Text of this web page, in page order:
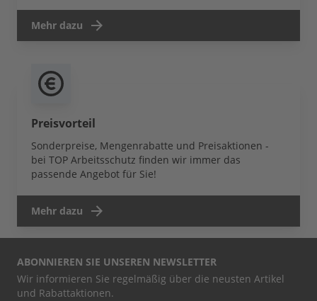
Mehr dazu
Preisvorteil
Sonderpreise, Mengenrabatte und Preisaktionen -
bei TOP Arbeitsschutz finden wir immer das
passende Angebot für Sie!
Mehr dazu
ABONNIEREN SIE UNSEREN NEWSLETTER
Wir informieren Sie regelmäßig über die neusten Artikel
und Rabattaktionen.